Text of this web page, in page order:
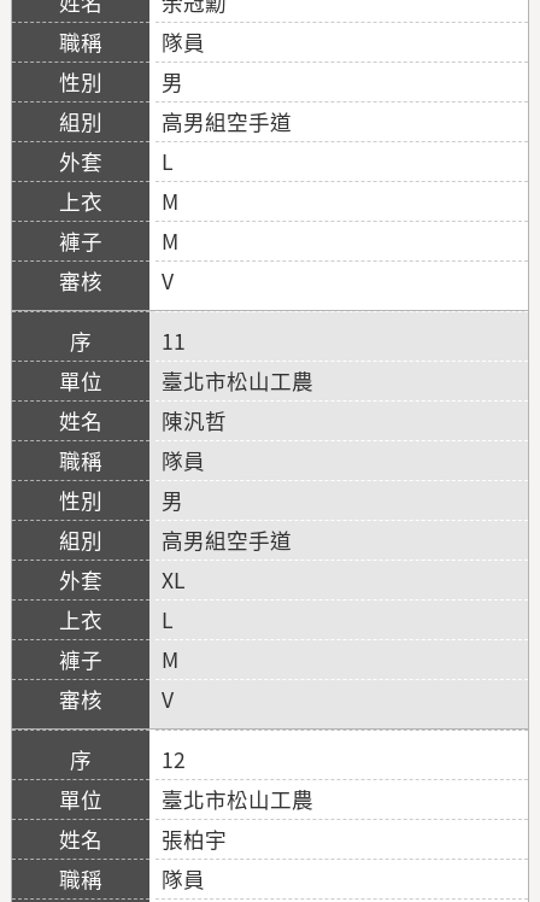
隊員
男
高男組空手道
L
M
M
V
11
臺北市松山工農
陳汎哲
隊員
男
高男組空手道
XL
L
M
V
12
臺北市松山工農
張柏宇
隊員